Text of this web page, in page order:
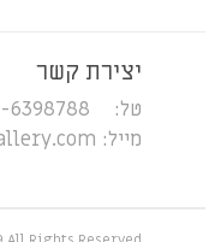
יצירת קשר
טל: 03-6398788
מייל: